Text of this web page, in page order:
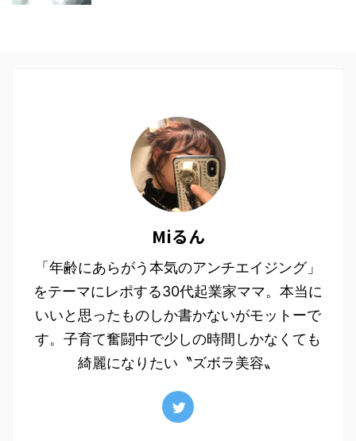
Miるん
「年齢にあらがう本気のアンチエイジング」
をテーマにレポする30代起業家ママ。本当に
いいと思ったものしか書かないがモットーで
す。子育て奮闘中で少しの時間しかなくても
綺麗になりたい〝ズボラ美容〟